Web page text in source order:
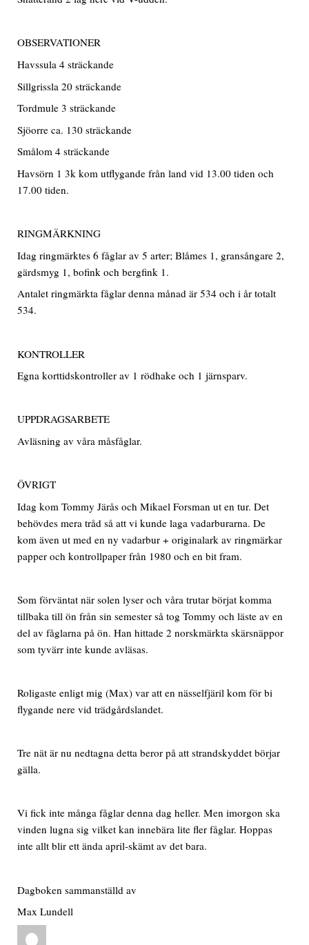
OBSERVATIONER
Havssula 4 sträckande
Sillgrissla 20 sträckande
Tordmule 3 sträckande
Sjöorre ca. 130 sträckande
Smålom 4 sträckande
Havsörn 1 3k kom utflygande från land vid 13.00 tiden och
17.00 tiden.
RINGMÄRKNING
Idag ringmärktes 6 fåglar av 5 arter; Blåmes 1, gransångare 2,
gärdsmyg 1, bofink och bergfink 1.
Antalet ringmärkta fåglar denna månad är 534 och i år totalt
534.
KONTROLLER
Egna korttidskontroller av 1 rödhake och 1 järnsparv.
UPPDRAGSARBETE
Avläsning av våra måsfåglar.
ÖVRIGT
Idag kom Tommy Järås och Mikael Forsman ut en tur. Det
behövdes mera tråd så att vi kunde laga vadarburarna. De
kom även ut med en ny vadarbur + originalark av ringmärkar
papper och kontrollpaper från 1980 och en bit fram.
Som förväntat när solen lyser och våra trutar börjat komma
tillbaka till ön från sin semester så tog Tommy och läste av en
del av fåglarna på ön. Han hittade 2 norskmärkta skärsnäppor
som tyvärr inte kunde avläsas.
Roligaste enligt mig (Max) var att en nässelfjäril kom för bi
flygande nere vid trädgårdslandet.
Tre nät är nu nedtagna detta beror på att strandskyddet börjar
gälla.
Vi fick inte många fåglar denna dag heller. Men imorgon ska
vinden lugna sig vilket kan innebära lite fler fåglar. Hoppas
inte allt blir ett ända april-skämt av det bara.
Dagboken sammanställd av
Max Lundell